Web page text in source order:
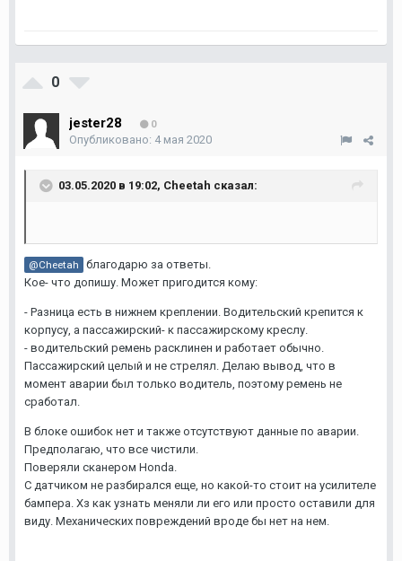
0
jester28 0
Опубликовано: 4 мая 2020
03.05.2020 в 19:02, Cheetah сказал:
@Cheetah
благодарю за ответы.
Кое- что допишу. Может пригодится кому:
- Разница есть в нижнем креплении. Водительский крепится к
корпусу, а пассажирский- к пассажирскому креслу.
- водительский ремень расклинен и работает обычно.
Пассажирский целый и не стрелял. Делаю вывод, что в
момент аварии был только водитель, поэтому ремень не
сработал.
В блоке ошибок нет и также отсутствуют данные по аварии.
Предполагаю, что все чистили.
Поверяли сканером Honda.
С датчиком не разбирался еще, но какой-то стоит на усилителе
бампера. Хз как узнать меняли ли его или просто оставили для
виду. Механических повреждений вроде бы нет на нем.